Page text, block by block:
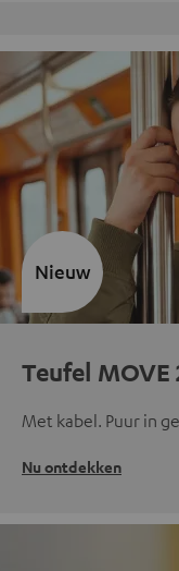
Teufel MOVE
Met kabel. Puur in
Nu ontdekken
Nieuw